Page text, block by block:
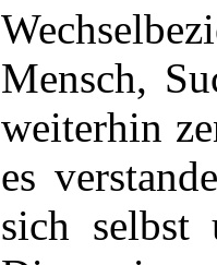
Mensch,
weiterhin
es
sich selbst